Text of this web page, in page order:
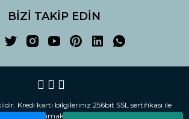
BİZİ TAKİP EDİN
Kredi kartı bilgileriniz 256bit SSL sertifikası ile
korunmaktadır.